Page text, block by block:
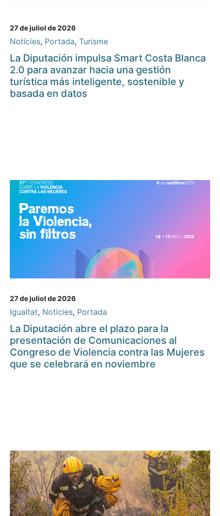
27 de juliol de 2026
Notícies, Portada, Turisme
La Diputación impulsa Smart Costa Blanca
2.0 para avanzar hacia una gestión
turística más inteligente, sostenible y
basada en datos
27 de juliol de 2026
Igualtat, Notícies, Portada
La Diputación abre el plazo para la
presentación de Comunicaciones al
Congreso de Violencia contra las Mujeres
que se celebrará en noviembre